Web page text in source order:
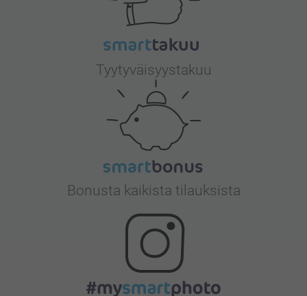
Tyytyväisyystakuu
Bonusta kaikista tilauksista